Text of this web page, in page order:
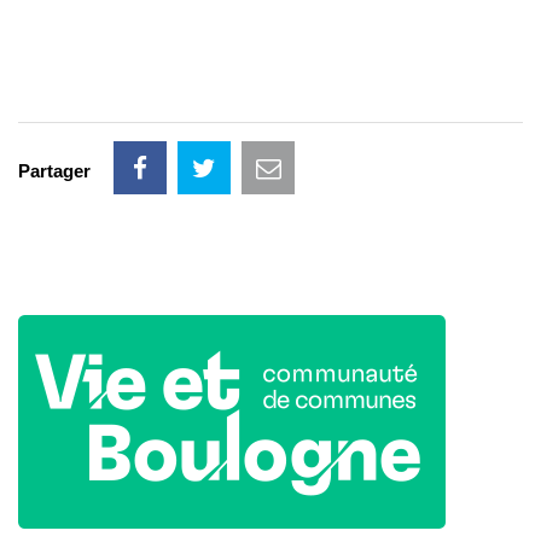
Partager